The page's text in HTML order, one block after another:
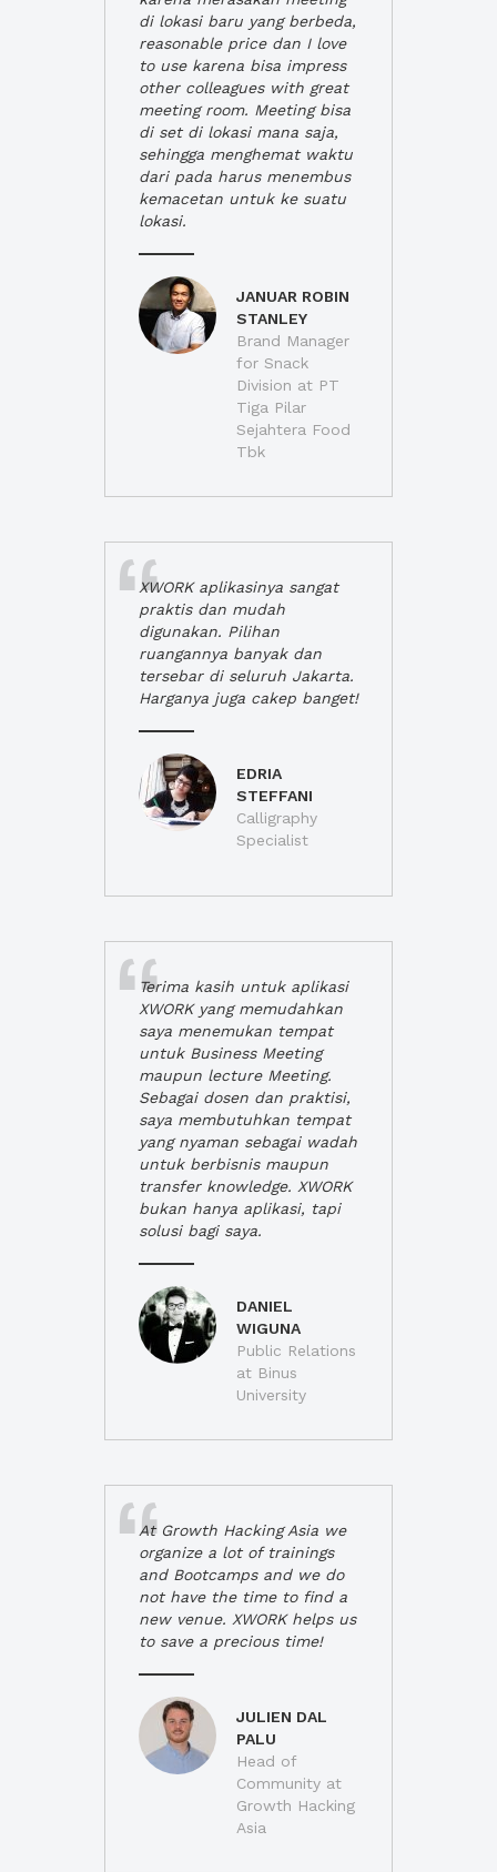
di lokasi baru yang berbeda,
reasonable price dan I love
to use karena bisa impress
other colleagues with great
meeting room. Meeting bisa
di set di lokasi mana saja,
sehingga menghemat waktu
dari pada harus menembus
kemacetan untuk ke suatu
lokasi.
JANUAR ROBIN
STANLEY
Brand Manager
for Snack
Division at PT
Tiga Pilar
Sejahtera Food
Tbk
XWORK aplikasinya sangat
praktis dan mudah
digunakan. Pilihan
ruangannya banyak dan
tersebar di seluruh Jakarta.
Harganya juga cakep banget!
EDRIA
STEFFANI
Calligraphy
Specialist
Terima kasih untuk aplikasi
XWORK yang memudahkan
saya menemukan tempat
untuk Business Meeting
maupun lecture Meeting.
Sebagai dosen dan praktisi,
saya membutuhkan tempat
yang nyaman sebagai wadah
untuk berbisnis maupun
transfer knowledge. XWORK
bukan hanya aplikasi, tapi
solusi bagi saya.
DANIEL
WIGUNA
Public Relations
at Binus
University
At Growth Hacking Asia we
organize a lot of trainings
and Bootcamps and we do
not have the time to find a
new venue. XWORK helps us
to save a precious time!
JULIEN DAL
PALU
Head of
Community at
Growth Hacking
Asia